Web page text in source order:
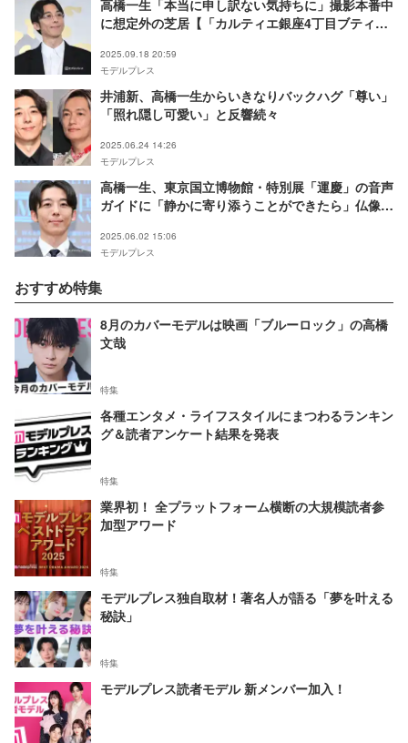
高橋一生「本当に申し訳ない気持ちに」撮影本番中
に想定外の芝居【「カルティエ銀座4丁目ブティッ
2025.09.18 20:59
モデルプレス
井浦新、高橋一生からいきなりバックハグ「尊い」
「照れ隠し可愛い」と反響続々
2025.06.24 14:26
モデルプレス
高橋一生、東京国立博物館・特別展「運慶」の音声
ガイドに「静かに寄り添うことができたら」仏像へ
2025.06.02 15:06
モデルプレス
おすすめ特集
8月のカバーモデルは映画「ブルーロック」の高橋
文哉
特集
各種エンタメ・ライフスタイルにまつわるランキン
グ＆読者アンケート結果を発表
特集
業界初！ 全プラットフォーム横断の大規模読者参
加型アワード
特集
モデルプレス独自取材！著名人が語る「夢を叶える
秘訣」
特集
モデルプレス読者モデル 新メンバー加入！